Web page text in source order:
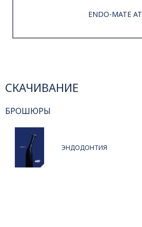
ENDO-MATE AT
СКАЧИВАНИЕ
БРОШЮРЫ
ЭНДОДОНТИЯ